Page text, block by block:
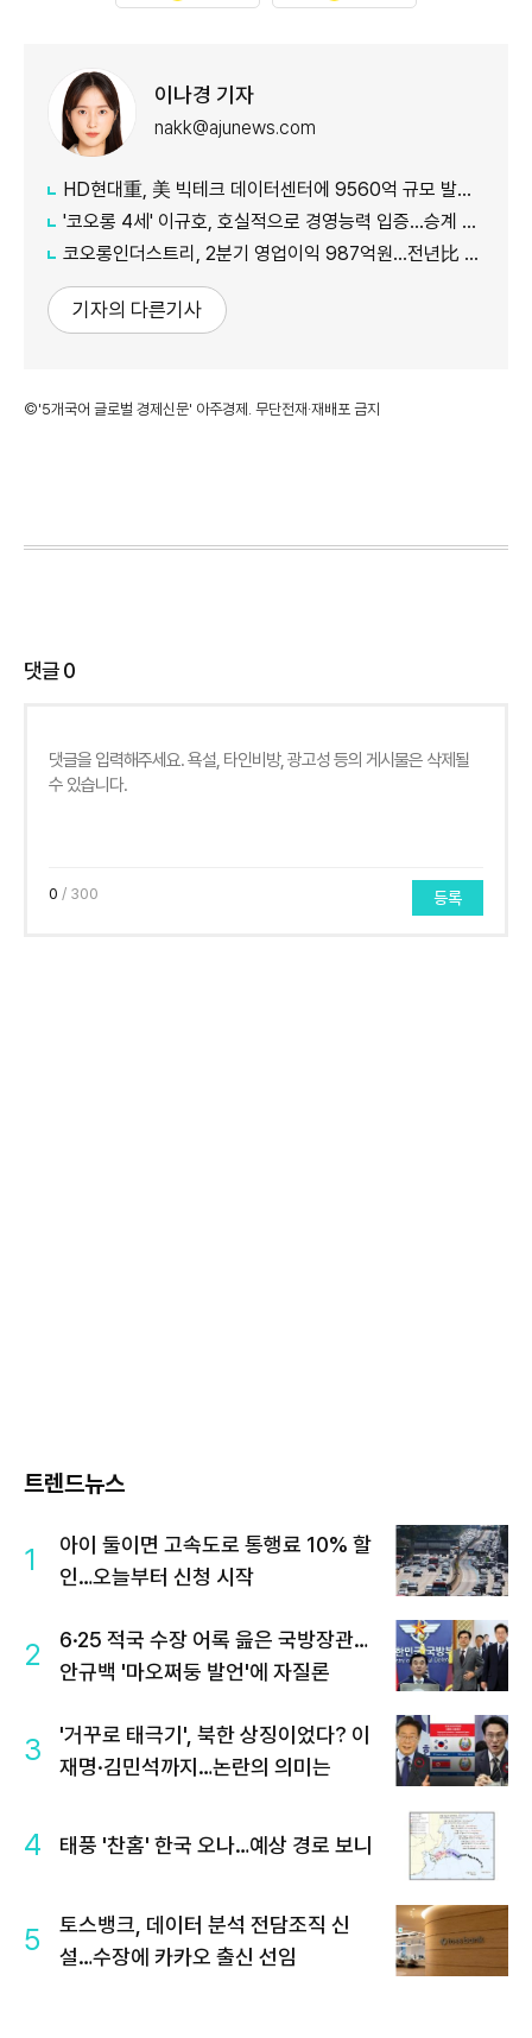
이나경 기자
nakk@ajunews.com
HD현대重, 美 빅테크 데이터센터에 9560억 규모 발전설비 공급
'코오롱 4세' 이규호, 호실적으로 경영능력 입증…승계 기반 강화
코오롱인더스트리, 2분기 영업이익 987억원...전년比 118% 증가
기자의 다른기사
©'5개국어 글로벌 경제신문' 아주경제. 무단전재·재배포 금지
댓글0
0 / 300 등록
트렌드뉴스
1
아이 둘이면 고속도로 통행료 10% 할
인…오늘부터 신청 시작
2
6·25 적국 수장 어록 읊은 국방장관…
안규백 '마오쩌둥 발언'에 자질론
3
'거꾸로 태극기', 북한 상징이었다? 이
재명·김민석까지…논란의 의미는
4 태풍 '찬홈' 한국 오나…예상 경로 보니
5
토스뱅크, 데이터 분석 전담조직 신
설…수장에 카카오 출신 선임